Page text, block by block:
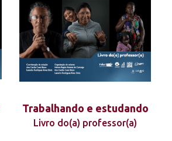
Trabalhando e estudando
Livro do(a) professor(a)